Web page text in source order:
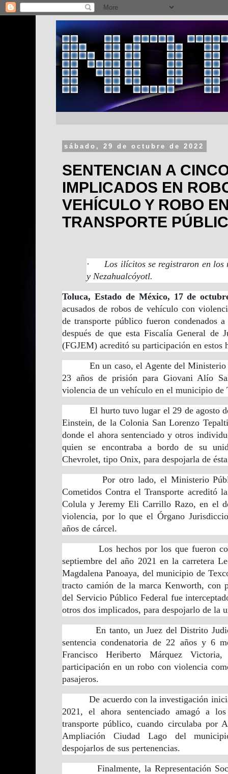
sábado, 29 de octubre de 2022
SENTENCIAN A
IMPLICADOS EN
VEHÍCULO Y ROBO
TRANSPORTE
·
Los ilícitos se registraron en los
y Nezahualcóyotl.
Toluca, Estado de México, 17 de
acusados de robos de vehículo con
de transporte público fueron condenados
después de que esta Fiscalía General de
(FGJEM) acreditó su participación en estos
En un caso, el Agente del Ministerio
23 años de prisión para Giovani Alío
violencia de un vehículo en el municipio de
El hurto tuvo lugar el 29 de agosto
Einstein, de la Colonia San Lorenzo
donde el ahora sentenciado y otros
quien se encontraba a bordo de su
Chevrolet, tipo Onix, para despojarla de
Por otro lado, el Ministerio
Cometidos Contra el Transporte acreditó
Colula y Jeremy Eli Carrillo Razo, en el
violencia, por lo que el Órgano
años de cárcel.
Los hechos por los que fueron
septiembre del año 2021 en la carretera
Magdalena Panoaya, del municipio de
tracto camión de la marca Kenworth, con
del Servicio Público Federal fue
otros dos implicados, para despojarlo de la
En tanto, un Juez del Distrito
sentencia condenatoria de 22 años y 6
Francisco Heriberto Márquez
participación en un robo con violencia
pasajeros.
De acuerdo con la investigación
2021, el ahora sentenciado amagó a
transporte público, cuando circulaba por
Ampliación Ciudad Lago del
despojarlos de sus pertenencias.
Finalmente, la Representación